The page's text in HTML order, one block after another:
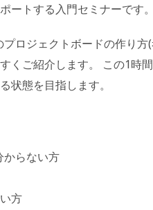
ートする入門セミナーです。
ロジェクトボードの作り
くご紹介します。 この1時
状態を目指します。
からない方
方